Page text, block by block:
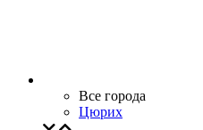
Все города
Цюрих